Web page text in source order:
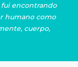
fui encontrando
humano como
cuerpo,